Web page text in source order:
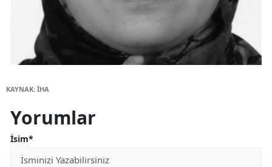
KAYNAK: İHA
Yorumlar
İsim*